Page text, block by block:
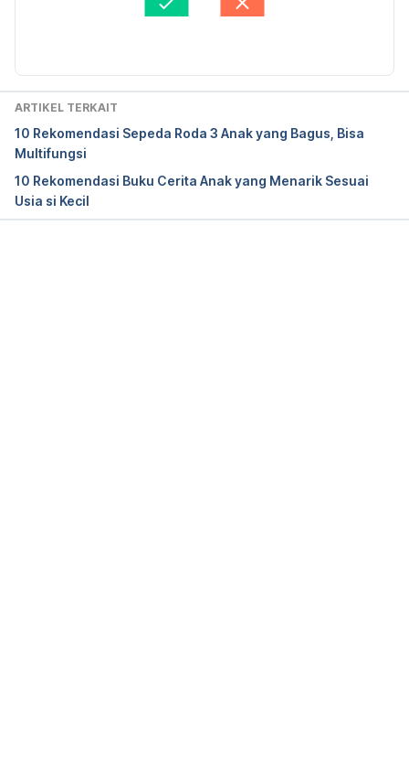
ARTIKEL TERKAIT
10 Rekomendasi Sepeda Roda 3 Anak yang Bagus, Bisa
Multifungsi
10 Rekomendasi Buku Cerita Anak yang Menarik Sesuai
Usia si Kecil